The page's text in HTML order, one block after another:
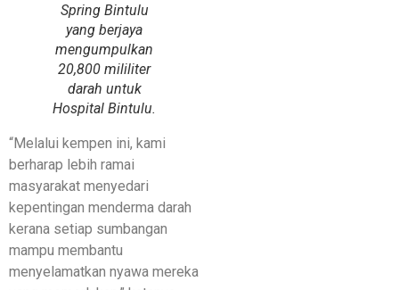
Spring Bintulu
yang berjaya
mengumpulkan
20,800 mililiter
darah untuk
Hospital Bintulu.
“Melalui kempen ini, kami
berharap lebih ramai
masyarakat menyedari
kepentingan menderma darah
kerana setiap sumbangan
mampu membantu
menyelamatkan nyawa mereka